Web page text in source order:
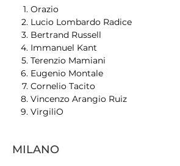
Orazio
Lucio Lombardo Radice
Bertrand Russell
Immanuel Kant
Terenzio Mamiani
Eugenio Montale
Cornelio Tacito
Vincenzo Arangio Ruiz
VirgiliO
MILANO